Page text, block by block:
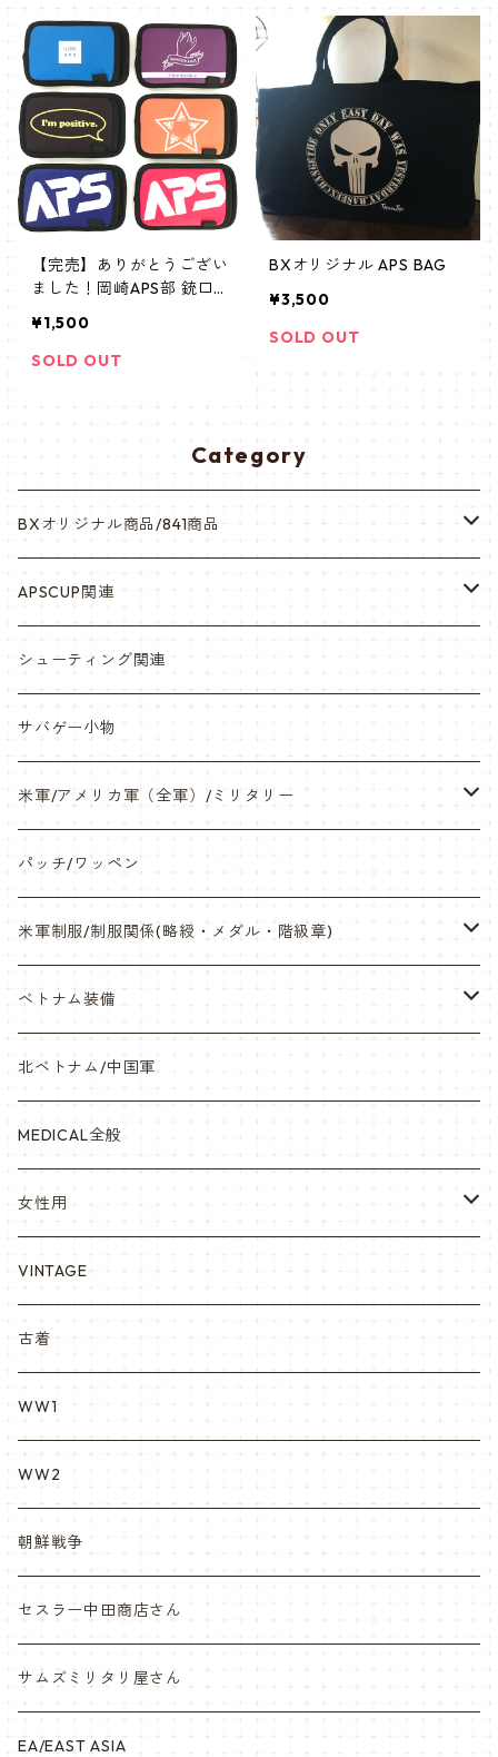
【完売】ありがとうござい
ました！岡崎APS部 銃口
¥1,500
SOLD OUT
BXオリジナル APS BAG
¥3,500
SOLD OUT
Category
BXオリジナル商品/841商品
シール・ステッカー（UV加工）
缶バッチ
帽子・Tシャツ・エプロン
ネックレス・アクセサリー・スマホケース
サンダル・Bag
サバゲー装備品・バッテリー
オリジナルパッチ
841マスク・BDUカスタム
赤ちゃん用
YARSOC
シャークマウス
REPRO レプロ
APSCUP関連
岡崎APS部
本体・BB弾・小物類
シューティング関連
サバゲー小物
米軍/アメリカ軍（全軍）/ミリタリー
海兵隊/USMC
陸軍/USARMY
空軍/USAF
海軍/USN
宇宙軍
トレーニングウエア集
ポーラテック/POLARTEC
米軍放出品ブーツ
パッチ/ワッペン
米軍制服/制服関係(略綬・メダル・階級章)
略綬・リボンバー・メダル等
ピンズ類 階級章(ランク)・資格章等
アメリカ軍制服
ベトナム装備
サムズミリタリ屋さん
セスラー中田商店さん
EA east asia
DRAGON ドラゴン
Nyat Mil ニャットミル
カスタム KURI
VietnamEra ウエア
Vietnam ジャングルブーツ
ナム戦装備類/ポーチ・ベルト・小物・ヘルメット等
北ベトナム/中国軍
MEDICAL全般
女性用
ARC アメリカンレッドクロス
NURES
VINTAGE
古着
WW1
WW2
朝鮮戦争
セスラー中田商店さん
サムズミリタリ屋さん
EA/EAST ASIA